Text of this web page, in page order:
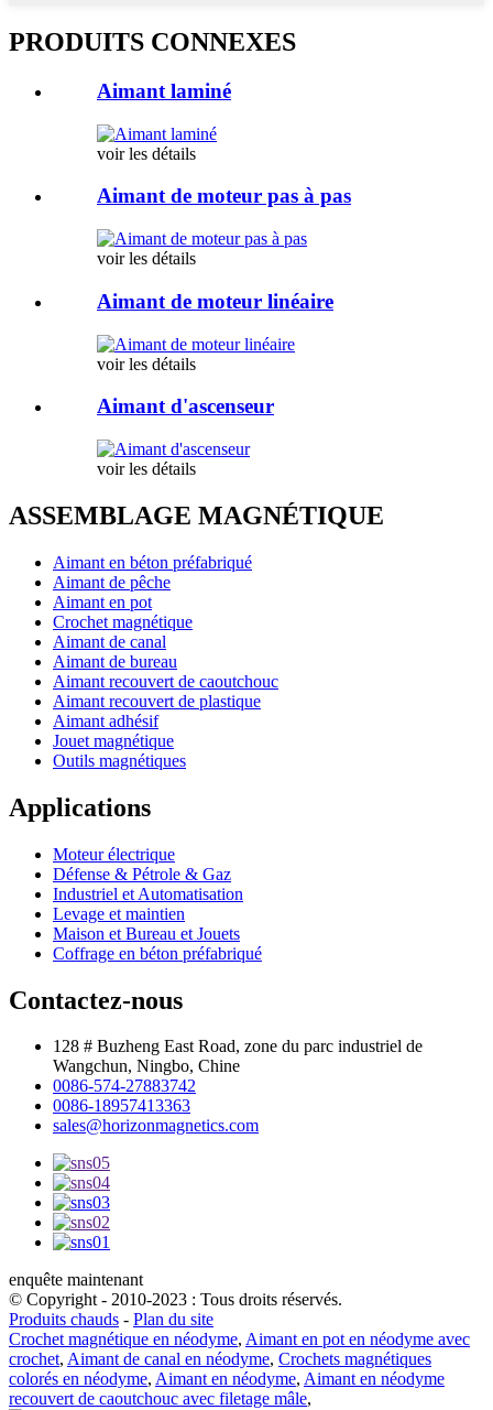
PRODUITS CONNEXES
Aimant laminé
voir les détails
Aimant de moteur pas à pas
voir les détails
Aimant de moteur linéaire
voir les détails
Aimant d'ascenseur
voir les détails
ASSEMBLAGE MAGNÉTIQUE
Aimant en béton préfabriqué
Aimant de pêche
Aimant en pot
Crochet magnétique
Aimant de canal
Aimant de bureau
Aimant recouvert de caoutchouc
Aimant recouvert de plastique
Aimant adhésif
Jouet magnétique
Outils magnétiques
Applications
Moteur électrique
Défense & Pétrole & Gaz
Industriel et Automatisation
Levage et maintien
Maison et Bureau et Jouets
Coffrage en béton préfabriqué
Contactez-nous
128 # Buzheng East Road, zone du parc industriel de
Wangchun, Ningbo, Chine
0086-574-27883742
0086-18957413363
sales@horizonmagnetics.com
enquête maintenant
© Copyright - 2010-2023 : Tous droits réservés.
Produits chauds - Plan du site
Crochet magnétique en néodyme, Aimant en pot en néodyme avec
crochet, Aimant de canal en néodyme, Crochets magnétiques
colorés en néodyme, Aimant en néodyme, Aimant en néodyme
recouvert de caoutchouc avec filetage mâle,